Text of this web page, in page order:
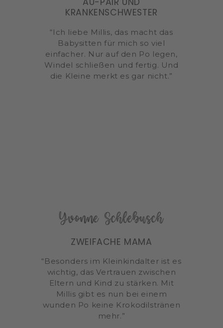
KRANKENSCHWESTER
“Ich liebe Millis, das macht das
Babysitten für mich so viel
einfacher. Nur auf den Po legen,
Windel schließen und fertig. Und
die Kleine merkt es gar nicht.”
Yvonne Schlebusch
ZWEIFACHE MAMA
“Besonders im Kleinkindalter ist es
wichtig, das Vertrauen zwischen
Eltern und Kind zu stärken. Mit
Millis gibt es nun bei einem
wunden Po keine Krokodilstränen
mehr.”